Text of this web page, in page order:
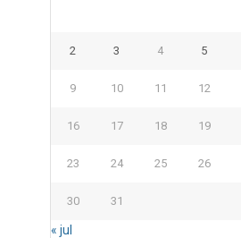
2 3 4 5
9 10 11 12
16 17 18 19
23 24 25 26
30 31
« jul